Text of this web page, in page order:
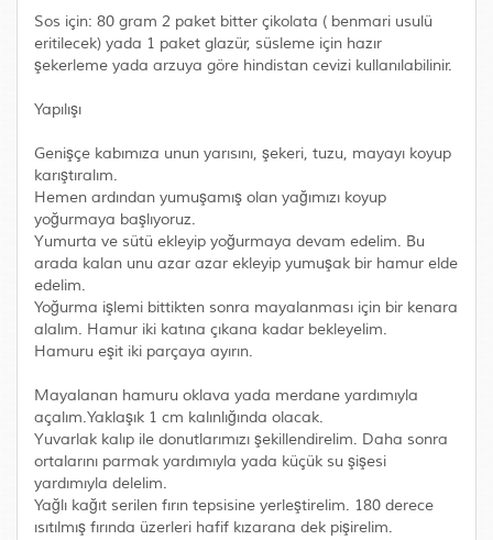
Sos için: 80 gram 2 paket bitter çikolata ( benmari usulü
eritilecek) yada 1 paket glazür, süsleme için hazır
şekerleme yada arzuya göre hindistan cevizi kullanılabilinir.
Yapılışı
Genişçe kabımıza unun yarısını, şekeri, tuzu, mayayı koyup
karıştıralım.
Hemen ardından yumuşamış olan yağımızı koyup
yoğurmaya başlıyoruz.
Yumurta ve sütü ekleyip yoğurmaya devam edelim. Bu
arada kalan unu azar azar ekleyip yumuşak bir hamur elde
edelim.
Yoğurma işlemi bittikten sonra mayalanması için bir kenara
alalım. Hamur iki katına çıkana kadar bekleyelim.
Hamuru eşit iki parçaya ayırın.
Mayalanan hamuru oklava yada merdane yardımıyla
açalım.Yaklaşık 1 cm kalınlığında olacak.
Yuvarlak kalıp ile donutlarımızı şekillendirelim. Daha sonra
ortalarını parmak yardımıyla yada küçük su şişesi
yardımıyla delelim.
Yağlı kağıt serilen fırın tepsisine yerleştirelim. 180 derece
ısıtılmış fırında üzerleri hafif kızarana dek pişirelim.